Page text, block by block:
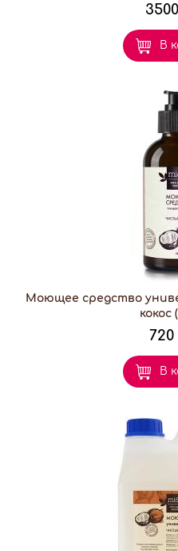
В
Моющее средство
кокос
720
В